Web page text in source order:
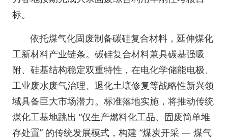
标。
依托煤气化固废制备碳硅复合材料，延伸煤化
工新材料产业链条。碳硅复合材料兼具碳基强吸
附、硅基结构稳定双重特性，在电化学储能电极、
工业废水废气治理、退化土壤修复等战略性新兴领
域具备巨大市场潜力。标准落地实施，将推动传统
煤化工基地跳出 “仅生产燃料化工品、固废简单堆
存处置” 的传统发展模式，构建 “煤炭开采 — 煤气